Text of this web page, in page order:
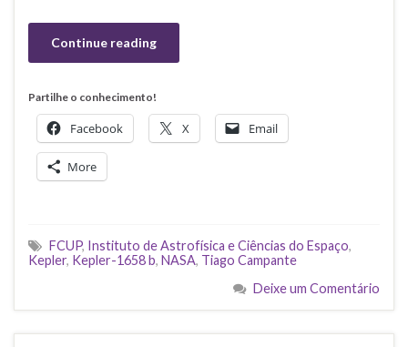
Continue reading
Partilhe o conhecimento!
Facebook X Email
More
FCUP, Instituto de Astrofísica e Ciências do Espaço,
Kepler, Kepler-1658 b, NASA, Tiago Campante
Deixe um Comentário